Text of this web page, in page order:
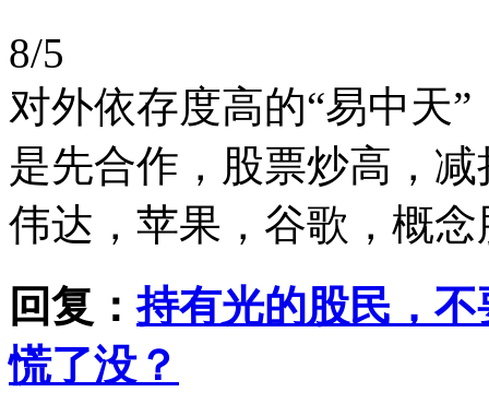
8/5
对外依存度高的“易中天
是先合作，股票炒高，
伟达，苹果，谷歌，概
回复：持有光的股民，
慌了没？